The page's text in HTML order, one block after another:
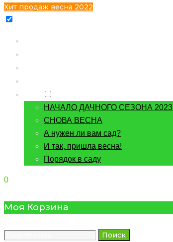
Хит продаж весна 2022
НАЧАЛО ДАЧНОГО СЕЗОНА 2023
СНОВА ВЕСНА
А нужен ли вам сад?
И так, пришла весна!
Порядок в саду
0
Моя Корзина
Поиск